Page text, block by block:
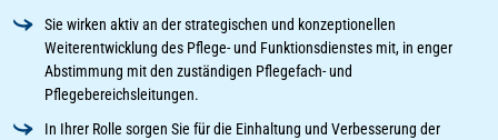
Sie wirken aktiv an der strategischen und konzeptionellen
Weiterentwicklung des Pflege- und Funktionsdienstes mit, in enger
Abstimmung mit den zuständigen Pflegefach- und
Pflegebereichsleitungen.
In Ihrer Rolle sorgen Sie für die Einhaltung und Verbesserung der